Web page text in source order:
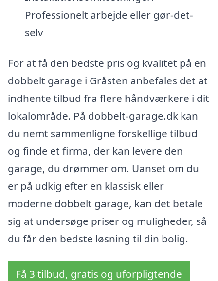
Professionelt arbejde eller gør-det-
selv
For at få den bedste pris og kvalitet på en
dobbelt garage i Gråsten anbefales det at
indhente tilbud fra flere håndværkere i dit
lokalområde. På dobbelt-garage.dk kan
du nemt sammenligne forskellige tilbud
og finde et firma, der kan levere den
garage, du drømmer om. Uanset om du
er på udkig efter en klassisk eller
moderne dobbelt garage, kan det betale
sig at undersøge priser og muligheder, så
du får den bedste løsning til din bolig.
Få 3 tilbud, gratis og uforpligtende